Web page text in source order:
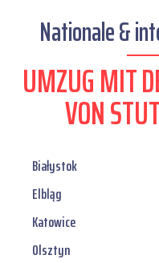
Nationale &
UMZUG MIT
VON
Białystok
Elbląg
Katowice
Olsztyn